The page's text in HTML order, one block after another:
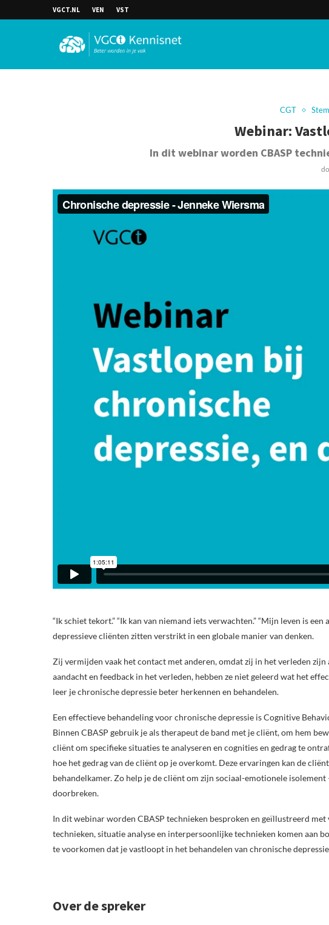
VGCT.NL VEN VST
CGT
Webinar:
In dit webinar worden CBASP
“Ik schiet tekort.” “Ik kan van niemand iets verwachten.” “Mijn leven is
depressieve cliënten zitten verstrikt in een globale manier van denken.
Zij vermijden vaak het contact met anderen, omdat zij in het verleden
aandacht en feedback in het verleden, hebben ze niet geleerd wat het
leer je chronische depressie beter herkennen en behandelen.
Een effectieve behandeling voor chronische depressie is Cognitive
Binnen CBASP gebruik je als therapeut de band met je cliënt, om hem
cliënt om specifieke situaties te analyseren en cognities en gedrag te
hoe het gedrag van de cliënt op je overkomt. Deze ervaringen kan de
behandelkamer. Zo help je de cliënt om zijn sociaal-emotionele
doorbreken.
In dit webinar worden CBASP technieken besproken en geïllustreerd
technieken, situatie analyse en interpersoonlijke technieken komen aan
te voorkomen dat je vastloopt in het behandelen van chronische
Over de spreker